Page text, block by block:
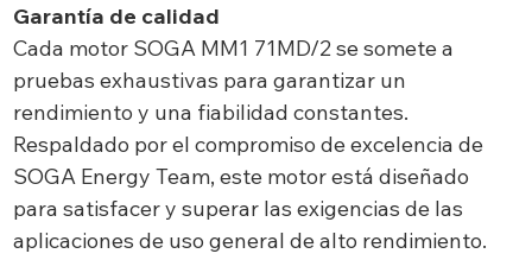
Garantía de calidad
Cada motor SOGA MM1 71MD/2 se somete a
pruebas exhaustivas para garantizar un
rendimiento y una fiabilidad constantes.
Respaldado por el compromiso de excelencia de
SOGA Energy Team, este motor está diseñado
para satisfacer y superar las exigencias de las
aplicaciones de uso general de alto rendimiento.